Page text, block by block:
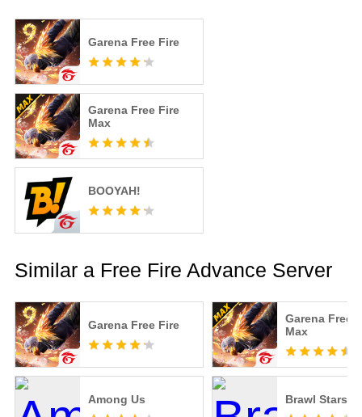
Garena Free Fire
Garena Free Fire
Max
BOOYAH!
Similar a Free Fire Advance Server
Garena Free Fire
Garena Free
Max
Among Us Brawl Stars